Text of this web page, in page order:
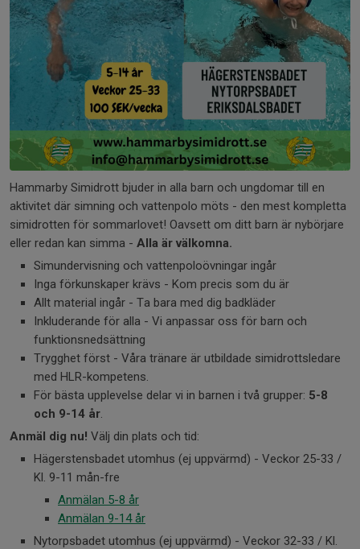
Hammarby Simidrott bjuder in alla barn och ungdomar till en
aktivitet där simning och vattenpolo möts - den mest kompletta
simidrotten för sommarlovet! Oavsett om ditt barn är nybörjare
eller redan kan simma - Alla är välkomna.
Simundervisning och vattenpoloövningar ingår
Inga förkunskaper krävs - Kom precis som du är
Allt material ingår - Ta bara med dig badkläder
Inkluderande för alla - Vi anpassar oss för barn och
funktionsnedsättning
Trygghet först - Våra tränare är utbildade simidrottsledare
med HLR-kompetens.
För bästa upplevelse delar vi in barnen i två grupper: 5-8
och 9-14 år.
Anmäl dig nu! Välj din plats och tid:
Hägerstensbadet utomhus (ej uppvärmd) - Veckor 25-33 /
Kl. 9-11 mån-fre
Anmälan 5-8 år
Anmälan 9-14 år
Nytorpsbadet utomhus (ej uppvärmd) - Veckor 32-33 / Kl.